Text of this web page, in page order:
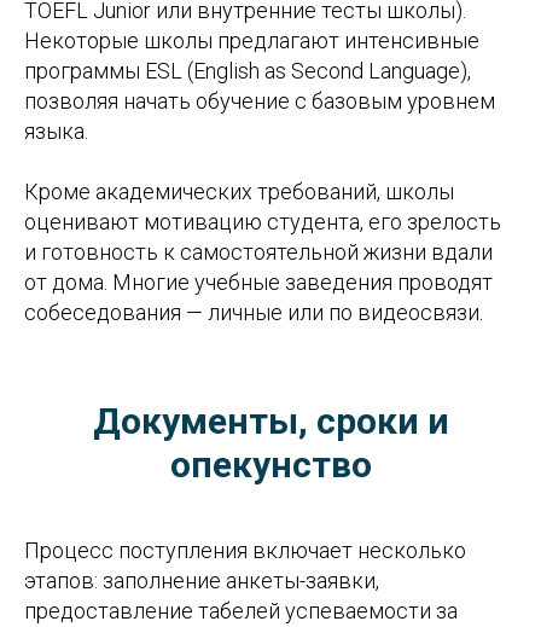
TOEFL Junior или внутренние тесты школы).
Некоторые школы предлагают интенсивные
программы ESL (English as Second Language),
позволяя начать обучение с базовым уровнем
языка.
Кроме академических требований, школы
оценивают мотивацию студента, его зрелость
и готовность к самостоятельной жизни вдали
от дома. Многие учебные заведения проводят
собеседования — личные или по видеосвязи.
Документы, сроки и
опекунство
Процесс поступления включает несколько
этапов: заполнение анкеты-заявки,
предоставление табелей успеваемости за